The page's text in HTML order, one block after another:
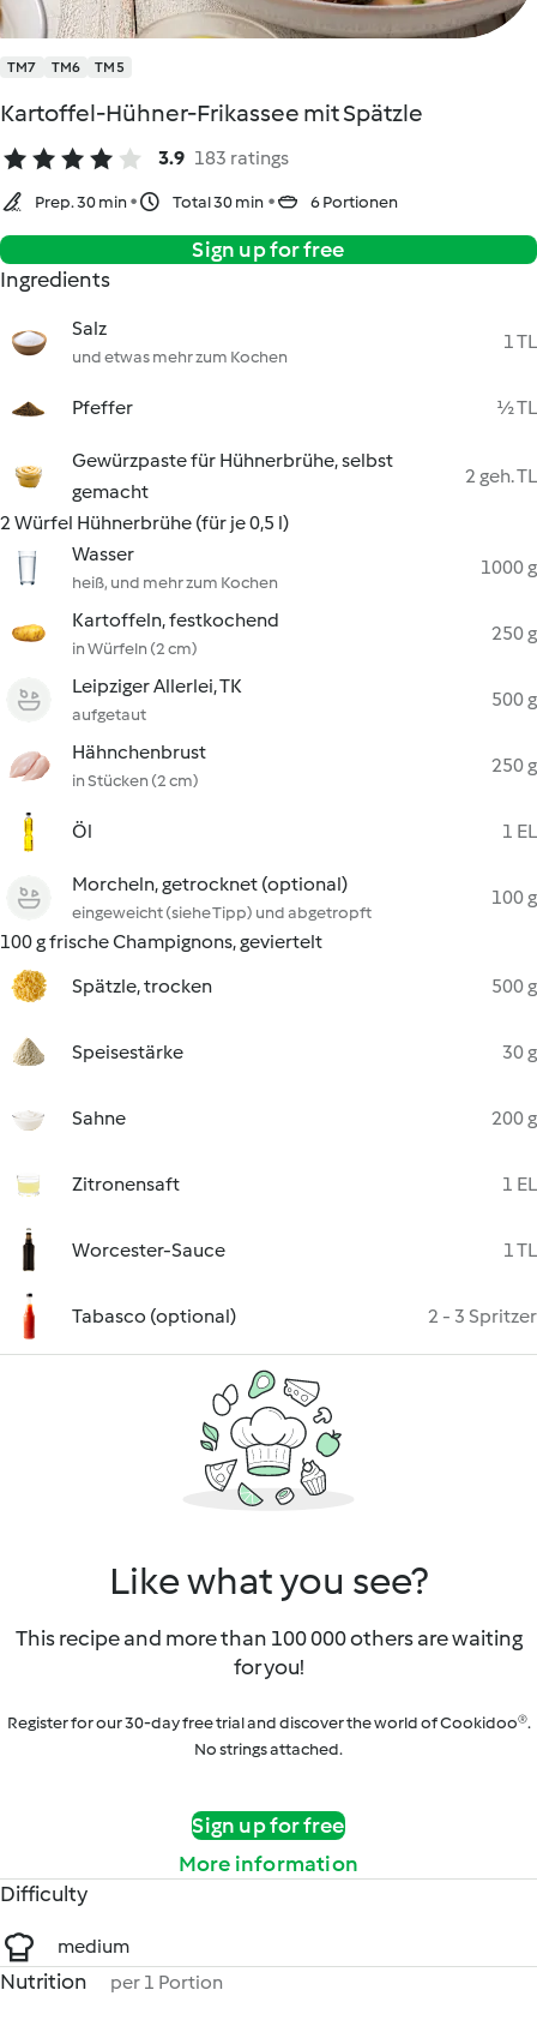
TM7 TM6 TM5
Kartoffel-Hühner-Frikassee mit Spätzle
3.9 183 ratings
Prep. 30 min Total 30 min 6 Portionen
Sign up for free
Ingredients
Salz
und etwas mehr zum Kochen
1 TL
Pfeffer ½ TL
Gewürzpaste für Hühnerbrühe, selbst
gemacht
2 geh. TL
2 Würfel Hühnerbrühe (für je 0,5 l)
Wasser
heiß, und mehr zum Kochen
1000 g
Kartoffeln, festkochend
in Würfeln (2 cm)
250 g
Leipziger Allerlei, TK
aufgetaut
500 g
Hähnchenbrust
in Stücken (2 cm)
250 g
Öl 1 EL
Morcheln, getrocknet (optional)
eingeweicht (siehe Tipp) und abgetropft
100 g
100 g frische Champignons, geviertelt
Spätzle, trocken
500 g
Speisestärke 30 g
Sahne 200 g
Zitronensaft 1 EL
Worcester-Sauce 1 TL
Tabasco (optional) 2 - 3 Spritzer
Like what you see?
This recipe and more than 100 000 others are waiting
for you!
Register for our 30-day free trial and discover the world of Cookidoo®.
No strings attached.
Sign up for free
More information
Difficulty
medium
Nutrition per 1 Portion